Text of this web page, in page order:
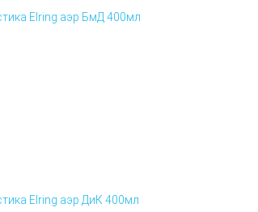
Elring аэр БмД 400мл
Elring аэр ДиК 400мл